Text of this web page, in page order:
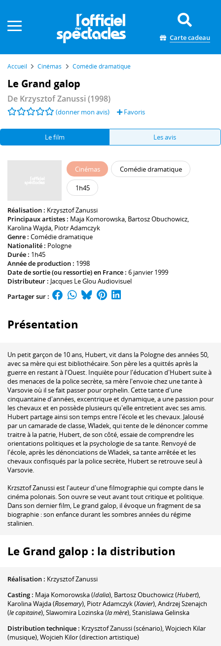
Carte cadeau
Accueil Cinémas Comédie dramatique
Le Grand galop
De Krzysztof Zanussi (1998)
(donner mon avis) Favoris
Le film Les avis
Cinémas Comédie dramatique
1h45
Réalisation : Krzysztof Zanussi
Principaux artistes : Maja Komorowska, Bartosz Obuchowicz,
Karolina Wajda, Piotr Adamczyk
Genre : Comédie dramatique
Nationalité : Pologne
Durée : 1h45
Année de production : 1998
Date de sortie (ou ressortie) en France : 6 janvier 1999
Distributeur : Jacques Le Glou Audiovisuel
Partager sur :
Présentation
Un petit garçon de 10 ans, Hubert, vit dans la Pologne des années 50,
avec sa mère qui est bibliothécaire. Son père les a quittés après la
guerre en restant à l'Ouest. Inquiète pour l'éducation d'Hubert suite à
des menaces de la police secrète, sa mère l'envoie chez une tante à
Varsovie où il se fait passer pour orphelin. Cette tante d'une
cinquantaine d'années, excentrique et dynamique, a une passion pour
les chevaux et en possède plusieurs qu'elle entretient avec ses amis.
Hubert partage ainsi son temps entre l'école et les chevaux. Jalousé
par un camarade de classe, Wladek, qui tente de le dénoncer comme
traitre à la patrie, Hubert, de son côté, essaie de comprendre les
orientations politiques et la psychologie de sa tante. Renvoyé de
l'école, après les dénonciations de Wladek, sa tante arrêtée et les
chevaux confisqués par la police secrète, Hubert se retrouve seul à
Varsovie.
Krzsztof Zanussi est l'auteur d'une filmographie qui compte dans le
cinéma polonais. Son ouvre se veut avant tout critique et politique.
Dans son dernier film, Le grand galop, il évoque un fragment de sa
biographie : son enfance durant les sombres années du régime
stalinien.
Le Grand galop : la distribution
Réalisation : Krzysztof Zanussi
Casting : Maja Komorowska(Idalia), Bartosz Obuchowicz(Hubert),
Karolina Wajda(Rosemary), Piotr Adamczyk(Xavier),Andrzej Szenajch
(le capitaine),Slawomira Lozinska(la mère),Stanislawa Gelinska
Distribution technique : Krzysztof Zanussi(scénario),Wojciech Kilar
(musique),Wojcieh Kilor(direction artistique)